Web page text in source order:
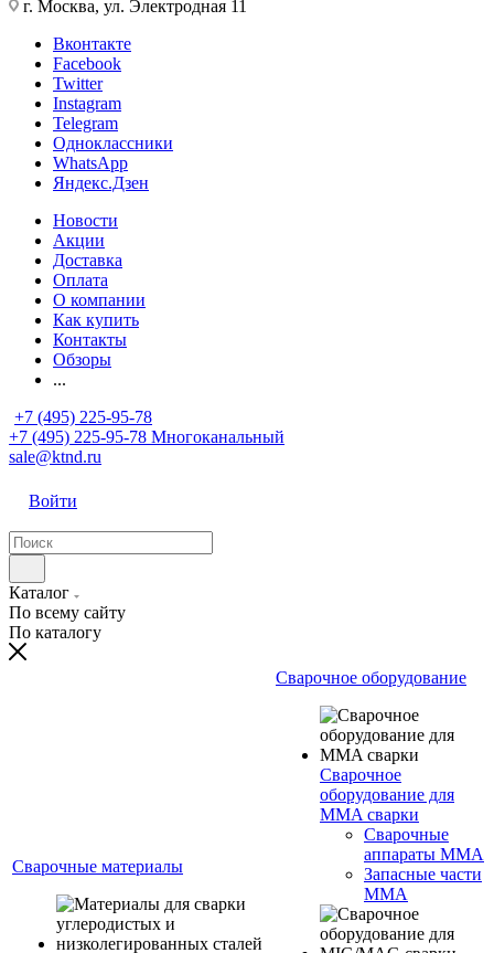
г. Москва, ул. Электродная 11
Вконтакте
Facebook
Twitter
Instagram
Telegram
Одноклассники
WhatsApp
Яндекс.Дзен
Новости
Акции
Доставка
Оплата
О компании
Как купить
Контакты
Обзоры
...
+7 (495) 225-95-78
+7 (495) 225-95-78 Многоканальный
sale@ktnd.ru
Войти
Каталог
По всему сайту
По каталогу
Сварочные материалы
Сварочное оборудование
Сварочное
оборудование для
MMA сварки
Сварочные
аппараты MMA
Запасные части
MMA